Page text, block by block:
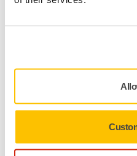
Environnement